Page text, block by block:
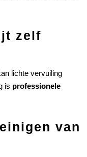
zelf
lichte vervuiling
is professionele
van